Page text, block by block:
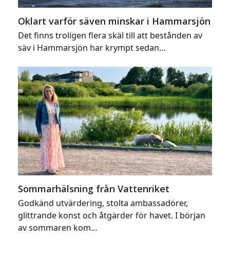
Oklart varför säven minskar i Hammarsjön
Det finns troligen flera skäl till att bestånden av
säv i Hammarsjön har krympt sedan…
Sommarhälsning från Vattenriket
Godkänd utvärdering, stolta ambassadörer,
glittrande konst och åtgärder för havet. I början
av sommaren kom…